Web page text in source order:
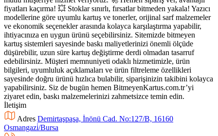
fiyatları kaçırma! 💥 Stoklar sınırlı, fırsatlar bitmeden yakala! Yazıcı
modellerine göre uyumlu kartuş ve tonerler, orijinal sarf malzemeler
ve ekonomik seçenekler arasında kolayca karşılaştırma yapabilir,
ihtiyacınıza en uygun ürünü seçebilirsiniz. Sitemizde bitmeyen
kartuş sistemleri sayesinde baskı maliyetlerinizi önemli ölçüde
düşürebilir, uzun süre kartuş değiştirme derdi olmadan tasarruf
edebilirsiniz. Müşteri memnuniyeti odaklı hizmetimizle, ürün
bilgileri, uyumluluk açıklamaları ve ürün filtreleme özellikleri
sayesinde doğru ürünü hızlıca bulabilir, siparişinizin takibini kolayca
yapabilirsiniz. Siz de bugün hemen BitmeyenKartus.com.tr’yi
ziyaret edin, baskı malzemelerinizi zahmetsizce temin edin.
İletişim
Adres Demirtaşpaşa, İnönü Cad. No:127/B, 16160
Osmangazi̇/Bursa